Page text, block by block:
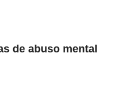
de abuso mental